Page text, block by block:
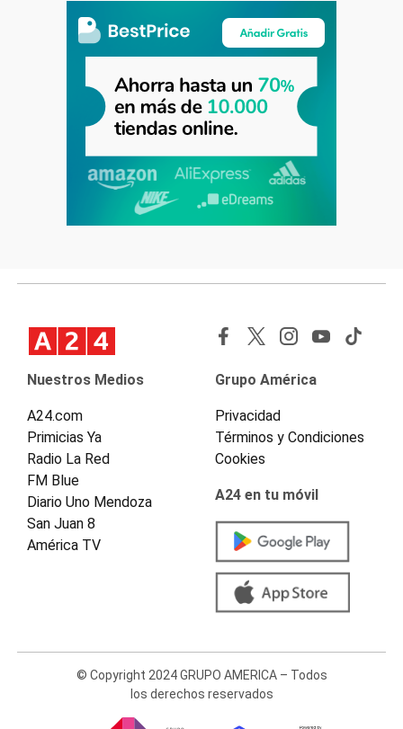
Nuestros Medios
A24.com
Primicias Ya
Radio La Red
FM Blue
Diario Uno Mendoza
San Juan 8
América TV
Grupo América
Privacidad
Términos y Condiciones
Cookies
A24 en tu móvil
© Copyright 2024 GRUPO AMERICA – Todos
los derechos reservados